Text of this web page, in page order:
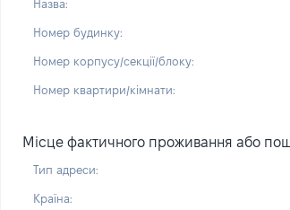
Назва:
Номер будинку:
Номер корпусу/секції/блоку:
Номер квартири/кімнати:
Місце фактичного проживання або
Тип адреси:
Країна: